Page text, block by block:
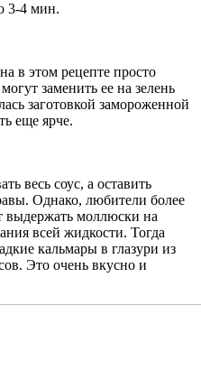
3-4 мин.
в этом рецепте просто
заменить ее на зелень
заготовкой замороженной
еще ярче.
весь соус, а оставить
Однако, любители более
выдержать моллюски на
всей жидкости. Тогда
кальмары в глазури из
Это очень вкусно и